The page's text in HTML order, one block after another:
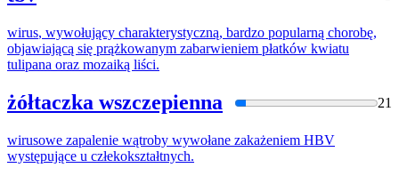
wirus, wywołujący charakterystyczną, bardzo popularną chorobę,
objawiającą się prążkowanym zabarwieniem płatków kwiatu
tulipana oraz mozaiką liści.
żółtaczka wszczepienna 21
wirusowe zapalenie wątroby wywołane zakażeniem HBV
występujące u człekokształtnych.